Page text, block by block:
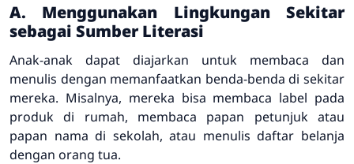
A. Menggunakan Lingkungan Sekitar
sebagai Sumber Literasi
Anak-anak dapat diajarkan untuk membaca dan
menulis dengan memanfaatkan benda-benda di sekitar
mereka. Misalnya, mereka bisa membaca label pada
produk di rumah, membaca papan petunjuk atau
papan nama di sekolah, atau menulis daftar belanja
dengan orang tua.